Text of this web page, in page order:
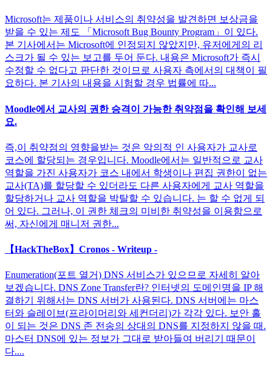
Microsoft는 제품이나 서비스의 취약성을 발견하면 보상금을
받을 수 있는 제도 「Microsoft Bug Bounty Program」이 있다.
본 기사에서는 Microsoft에 인정되지 않았지만, 유저에게의 리
스크가 될 수 있는 보고를 두어 둔다. 내용은 Microsoft가 즉시
수정할 수 없다고 판단한 것이므로 사용자 측에서의 대책이 필
요하다. 본 기사의 내용을 시험할 경우 법률에 따...
Moodle에서 교사의 권한 승격이 가능한 취약점을 확인해 보세
요.
즉,이 취약점의 영향을받는 것은 악의적 인 사용자가 교사로
코스에 할당되는 경우입니다. Moodle에서는 일반적으로 교사
역할을 가진 사용자가 코스 내에서 학생이나 편집 권한이 없는
교사(TA)를 할당할 수 있더라도 다른 사용자에게 교사 역할을
할당하거나 교사 역할을 박탈할 수 있습니다. 는 할 수 없게 되
어 있다. 그러나, 이 권한 체크의 미비한 취약성을 이용함으로
써, 자신에게 매니저 권한...
【HackTheBox】Cronos - Writeup -
Enumeration(포트 열거) DNS 서비스가 있으므로 자세히 알아
보겠습니다. DNS Zone Transfer란? 인터넷의 도메인명을 IP 해
결하기 위해서는 DNS 서버가 사용된다. DNS 서버에는 마스
터와 슬레이브(프라이머리와 세컨더리)가 각각 있다. 보안 홀
이 되는 것은 DNS 존 전송의 상대의 DNS를 지정하지 않을 때.
마스터 DNS에 있는 정보가 그대로 받아들여 버리기 때문이
다....